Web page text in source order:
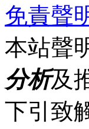
免責聲
本站聲
分析及
下引致